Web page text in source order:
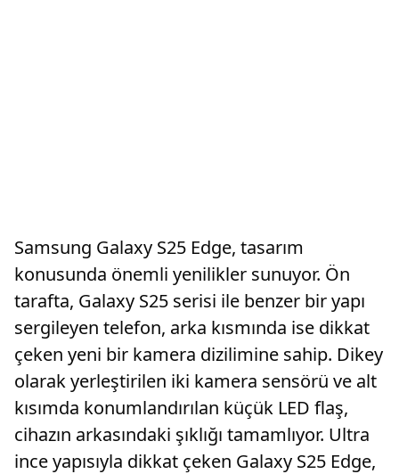
Samsung Galaxy S25 Edge, tasarım
konusunda önemli yenilikler sunuyor. Ön
tarafta, Galaxy S25 serisi ile benzer bir yapı
sergileyen telefon, arka kısmında ise dikkat
çeken yeni bir kamera dizilimine sahip. Dikey
olarak yerleştirilen iki kamera sensörü ve alt
kısımda konumlandırılan küçük LED flaş,
cihazın arkasındaki şıklığı tamamlıyor. Ultra
ince yapısıyla dikkat çeken Galaxy S25 Edge,